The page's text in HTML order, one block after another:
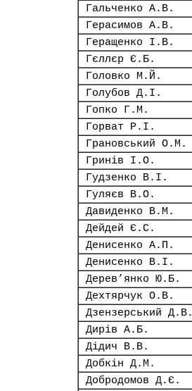
Гальченко А.В.
Герасимов А.В.
Геращенко І.В.
Гєллєр Є.Б.
Головко М.Й.
Голубов Д.І.
Гопко Г.М.
Горват Р.І.
Грановський О.М.
Гринів І.О.
Гудзенко В.І.
Гуляєв В.О.
Давиденко В.М.
Дейдей Є.С.
Денисенко А.П.
Денисенко В.І.
Дерев’янко Ю.Б.
Дехтярчук О.В.
Дзензерський Д.В.
Дирів А.Б.
Дідич В.В.
Добкін Д.М.
Добродомов Д.Є.